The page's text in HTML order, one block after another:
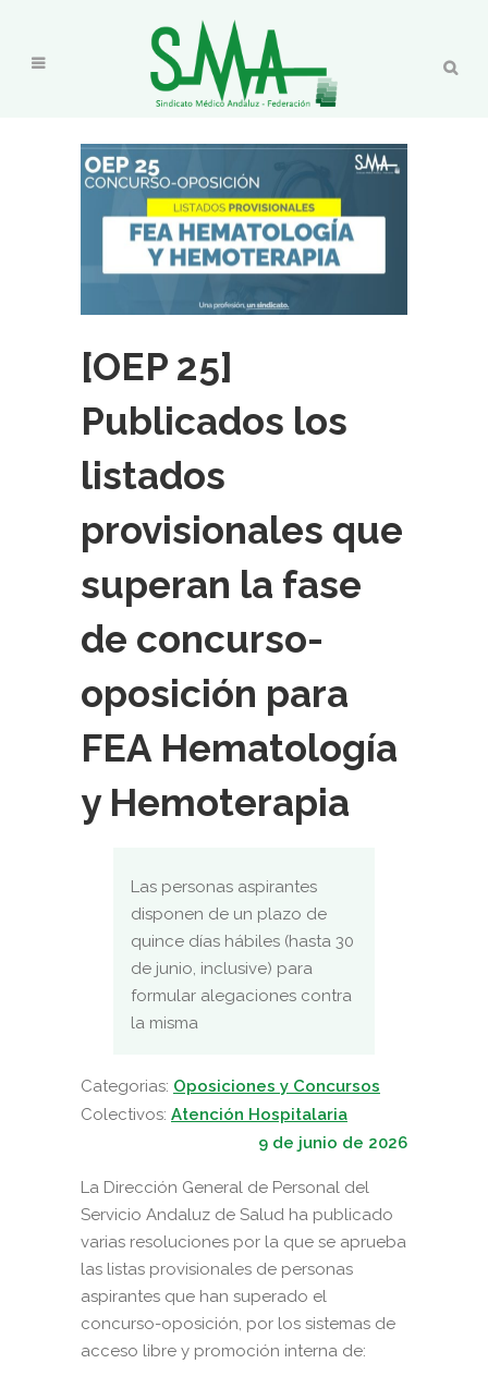
[OEP 25]
Publicados los
listados
provisionales que
superan la fase
de concurso-
oposición para
FEA Hematología
y Hemoterapia
Las personas aspirantes
disponen de un plazo de
quince días hábiles (hasta 30
de junio, inclusive) para
formular alegaciones contra
la misma
Categorias: Oposiciones y Concursos
Colectivos: Atención Hospitalaria
9 de junio de 2026
La Dirección General de Personal del
Servicio Andaluz de Salud ha publicado
varias resoluciones por la que se aprueba
las listas provisionales de personas
aspirantes que han superado el
concurso-oposición, por los sistemas de
acceso libre y promoción interna de: